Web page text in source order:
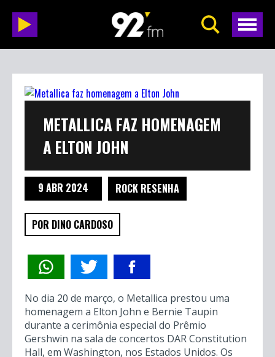
METALLICA FAZ HOMENAGEM
A ELTON JOHN
9 ABR 2024 ROCK RESENHA
POR DINO CARDOSO
No dia 20 de março, o Metallica prestou uma
homenagem a Elton John e Bernie Taupin
durante a cerimônia especial do Prêmio
Gershwin na sala de concertos DAR Constitution
Hall, em Washington, nos Estados Unidos. Os